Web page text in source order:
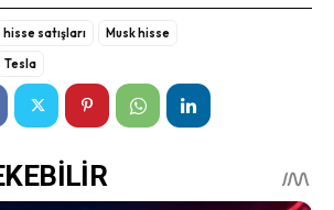
hisse satışları
Musk hisse
Tesla